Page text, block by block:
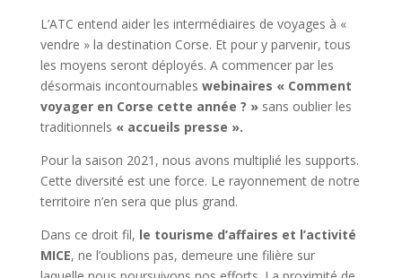
L’ATC entend aider les intermédiaires de voyages à «
vendre » la destination Corse. Et pour y parvenir, tous
les moyens seront déployés. A commencer par les
désormais incontournables webinaires « Comment
voyager en Corse cette année ? »sans oublier les
traditionnels « accueils presse ».
Pour la saison 2021, nous avons multiplié les supports.
Cette diversité est une force. Le rayonnement de notre
territoire n’en sera que plus grand.
Dans ce droit fil, le tourisme d’affaires et l’activité
MICE, ne l’oublions pas, demeure une filière sur